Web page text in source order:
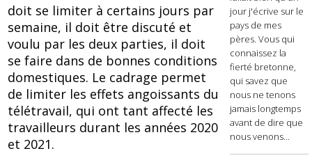
doit se limiter à certains jours par
semaine, il doit être discuté et
voulu par les deux parties, il doit
se faire dans de bonnes conditions
domestiques. Le cadrage permet
de limiter les effets angoissants du
télétravail, qui ont tant affecté les
travailleurs durant les années 2020
et 2021.
jour j'écrive sur le
pays de mes
pères. Vous qui
connaissez la
fierté bretonne,
qui savez que
nous ne tenons
jamais longtemps
avant de dire que
nous venons...